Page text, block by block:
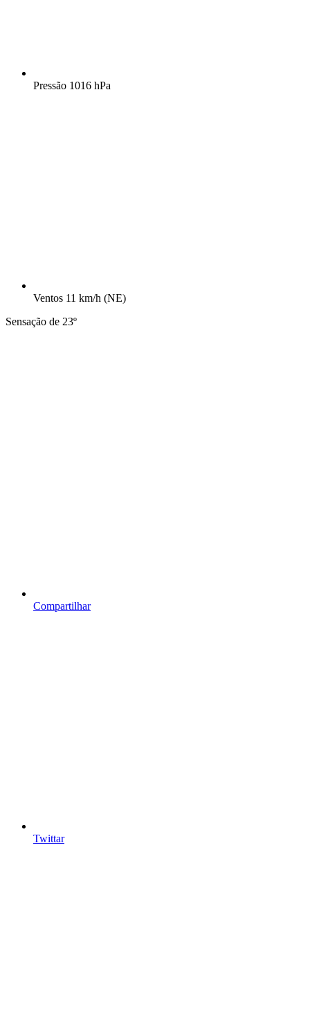
Pressão 1016 hPa
Ventos 11 km/h (NE)
Sensação de 23º
Compartilhar
Twittar